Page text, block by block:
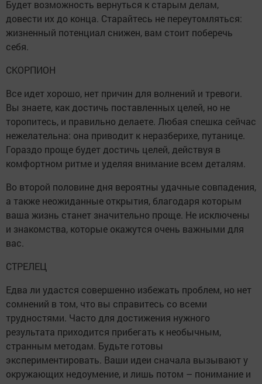
Будет возможность вернуться к старым делам,
довести их до конца. Старайтесь не переутомляться:
жизненный потенциал снижен, вам стоит поберечь
себя.
СКОРПИОН
Все идет хорошо, нет причин для волнений и тревоги.
Вы знаете, как достичь поставленных целей, но не
торопитесь, и правильно делаете. Любая спешка сейчас
нежелательна: она приводит к неразберихе, путанице.
Гораздо проще будет достичь целей, действуя в
комфортном ритме и уделяя внимание всем деталям.
Во второй половине дня вероятны удачные совпадения,
а также неожиданные открытия, благодаря которым
ваша жизнь станет значительно проще. Не исключены
и знакомства, которые окажутся очень важными для
вас.
СТРЕЛЕЦ
Едва ли удастся совершенно избежать проблем, но нет
сомнений в том, что вы справитесь со всеми
трудностями. Часто для достижения нужного
результата приходится прибегать к необычным,
странным методам. Будьте готовы
экспериментировать. Ваши идеи сначала вызывают у
окружающих недоумение, и лишь потом – понимание и